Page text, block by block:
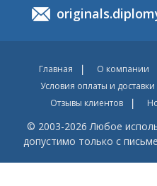
Главная О компании
Условия оплаты и доставки
Отзывы клиентов
© 2003-2026 Любое
допустимо только с